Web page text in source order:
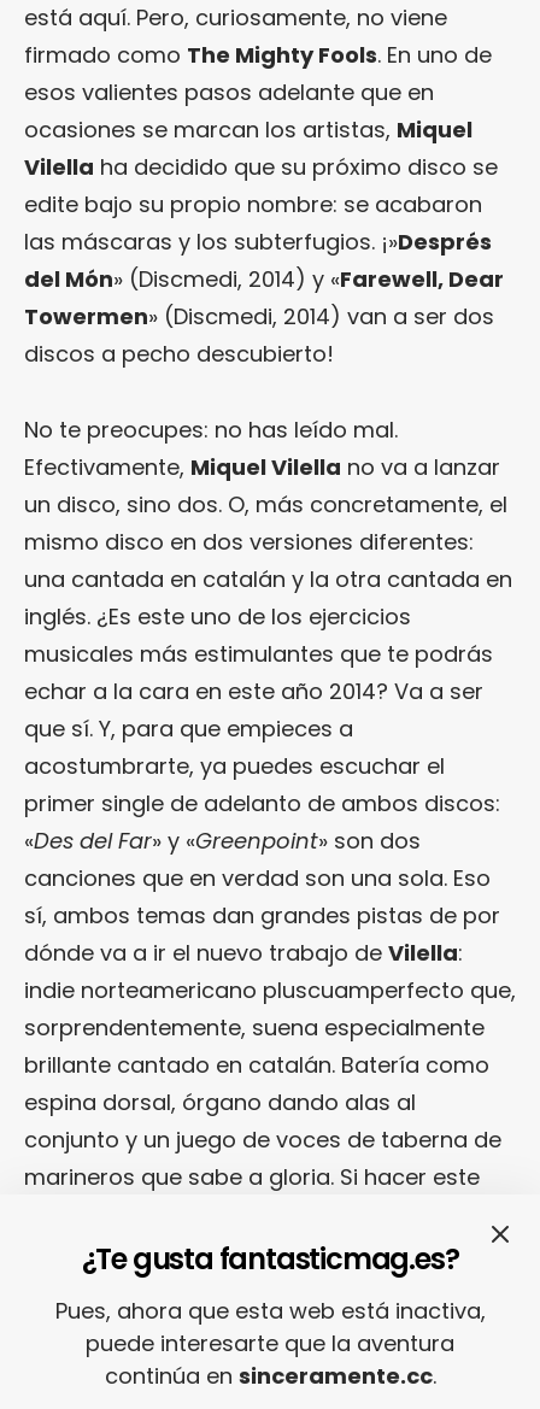
está aquí. Pero, curiosamente, no viene
firmado como The Mighty Fools. En uno de
esos valientes pasos adelante que en
ocasiones se marcan los artistas, Miquel
Vilella ha decidido que su próximo disco se
edite bajo su propio nombre: se acabaron
las máscaras y los subterfugios. ¡»Després
del Món» (Discmedi, 2014) y «Farewell, Dear
Towermen» (Discmedi, 2014) van a ser dos
discos a pecho descubierto!
No te preocupes: no has leído mal.
Efectivamente, Miquel Vilella no va a lanzar
un disco, sino dos. O, más concretamente, el
mismo disco en dos versiones diferentes:
una cantada en catalán y la otra cantada en
inglés. ¿Es este uno de los ejercicios
musicales más estimulantes que te podrás
echar a la cara en este año 2014? Va a ser
que sí. Y, para que empieces a
acostumbrarte, ya puedes escuchar el
primer single de adelanto de ambos discos:
«Des del Far» y «Greenpoint» son dos
canciones que en verdad son una sola. Eso
sí, ambos temas dan grandes pistas de por
dónde va a ir el nuevo trabajo de Vilella:
indie norteamericano pluscuamperfecto que,
sorprendentemente, suena especialmente
brillante cantado en catalán. Batería como
espina dorsal, órgano dando alas al
conjunto y un juego de voces de taberna de
marineros que sabe a gloria. Si hacer este
interesante, espérate a tener los dos discos
¿Te gusta fantasticmag.es?
Pues, ahora que esta web está inactiva,
puede interesarte que la aventura
continúa en sinceramente.cc.